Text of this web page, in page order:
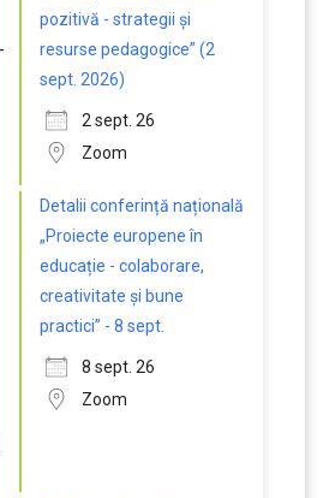
pozitivă - strategii și
resurse pedagogice” (2
sept. 2026)
2 sept. 26
Zoom
Detalii conferință națională
„Proiecte europene în
educație - colaborare,
creativitate și bune
practici” - 8 sept.
8 sept. 26
Zoom